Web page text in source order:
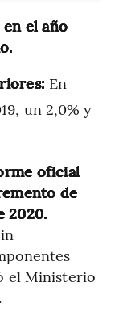
el año
En
un 2,0% y
oficial
de
2020.
el Ministerio